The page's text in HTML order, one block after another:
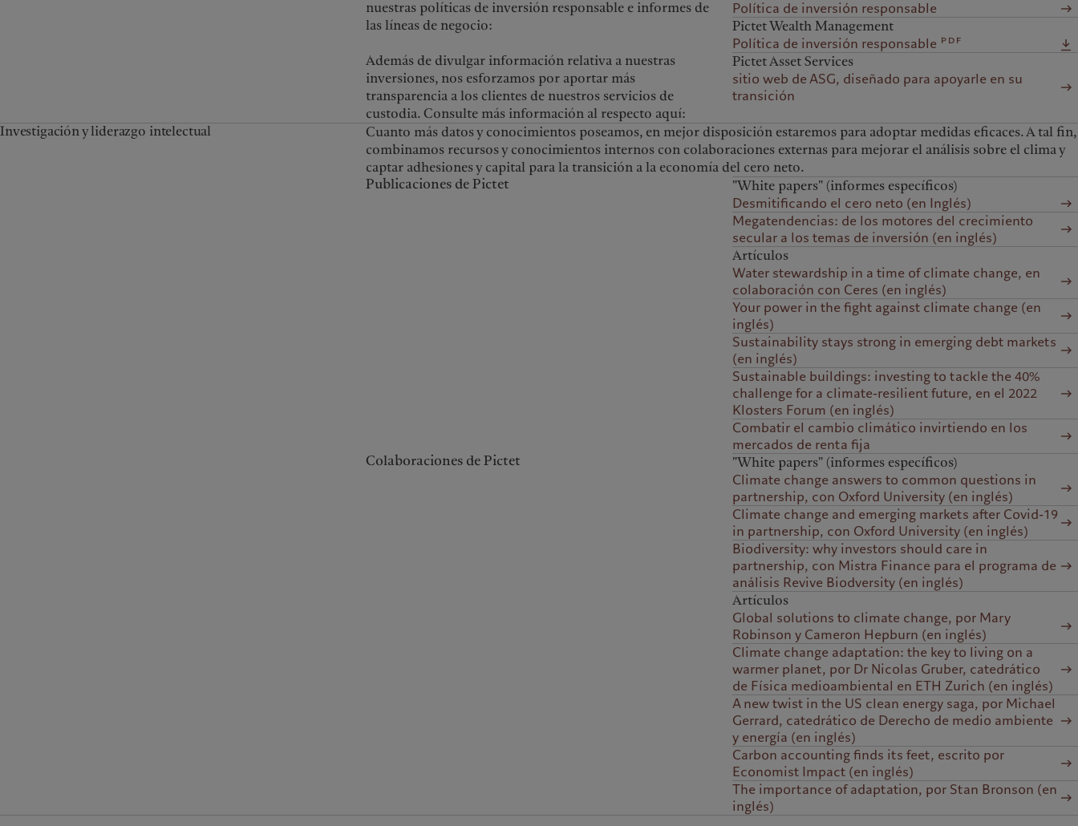
nuestras políticas de inversión responsable e informes de
las líneas de negocio:
Política de inversión responsable
Pictet Wealth Management
Política de inversión responsable pdf
Además de divulgar información relativa a nuestras
inversiones, nos esforzamos por aportar más
transparencia a los clientes de nuestros servicios de
custodia. Consulte más información al respecto aquí:
Pictet Asset Services
sitio web de ASG, diseñado para apoyarle en su
transición
Investigación y liderazgo intelectual
Cuanto más datos y conocimientos poseamos, en mejor disposición estaremos para adoptar medidas eficaces. A tal fin,
combinamos recursos y conocimientos internos con colaboraciones externas para mejorar el análisis sobre el clima y
captar adhesiones y capital para la transición a la economía del cero neto.
Publicaciones de Pictet
"White papers" (informes específicos)
Desmitificando el cero neto (en Inglés)
Megatendencias: de los motores del crecimiento
secular a los temas de inversión (en inglés)
Artículos
Water stewardship in a time of climate change, en
colaboración con Ceres (en inglés)
Your power in the fight against climate change (en
inglés)
Sustainability stays strong in emerging debt markets
(en inglés)
Sustainable buildings: investing to tackle the 40%
challenge for a climate-resilient future, en el 2022
Klosters Forum (en inglés)
Combatir el cambio climático invirtiendo en los
mercados de renta fija
Colaboraciones de Pictet
"White papers" (informes específicos)
Climate change answers to common questions in
partnership, con Oxford University (en inglés)
Climate change and emerging markets after Covid-19
in partnership, con Oxford University (en inglés)
Biodiversity: why investors should care in
partnership, con Mistra Finance para el programa de
análisis Revive Biodversity (en inglés)
Artículos
Global solutions to climate change, por Mary
Robinson y Cameron Hepburn (en inglés)
Climate change adaptation: the key to living on a
warmer planet, por Dr Nicolas Gruber, catedrático
de Física medioambiental en ETH Zurich (en inglés)
A new twist in the US clean energy saga, por Michael
Gerrard, catedrático de Derecho de medio ambiente
y energía (en inglés)
Carbon accounting finds its feet, escrito por
Economist Impact (en inglés)
The importance of adaptation, por Stan Bronson (en
inglés)